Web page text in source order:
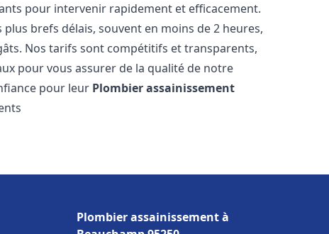
pour intervenir rapidement et efficacement.
brefs délais, souvent en moins de 2 heures,
Nos tarifs sont compétitifs et transparents,
pour vous assurer de la qualité de notre
pour leur Plombier assainissement
Plombier assainissement à